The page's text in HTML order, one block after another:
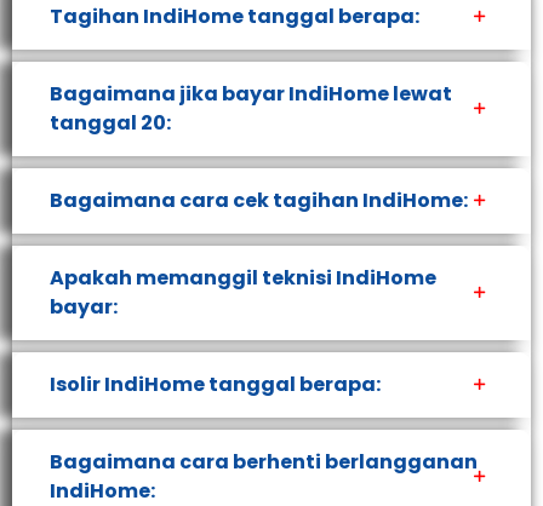
Tagihan IndiHome tanggal berapa:
Bagaimana jika bayar IndiHome lewat
tanggal 20:
Bagaimana cara cek tagihan IndiHome:
Apakah memanggil teknisi IndiHome
bayar:
Isolir IndiHome tanggal berapa:
Bagaimana cara berhenti berlangganan
IndiHome: